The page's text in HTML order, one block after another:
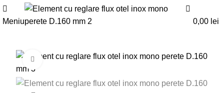
Meniu 0,00 lei
Faceți click pentru a mări